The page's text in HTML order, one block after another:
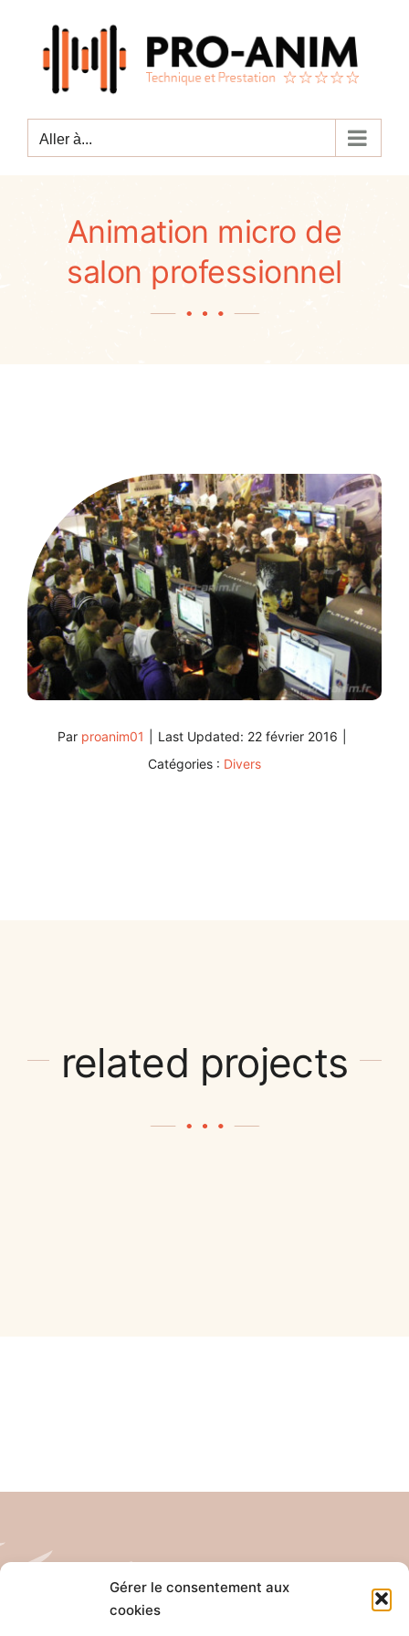
Gérer le consentement aux
cookies
contenu
Aller à...
Animation micro de
salon professionnel
Par proanim01 Last Updated: 22 février 2016
Catégories : Divers
related projects
Tél: 04 26 65 32 19